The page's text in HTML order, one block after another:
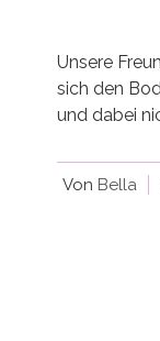
Unsere
sich den
und dabei
Von Bella